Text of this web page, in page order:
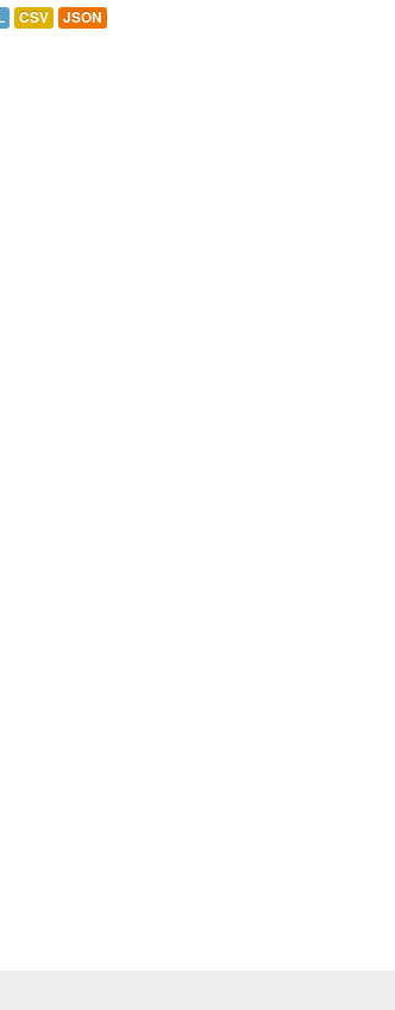
CSV JSON